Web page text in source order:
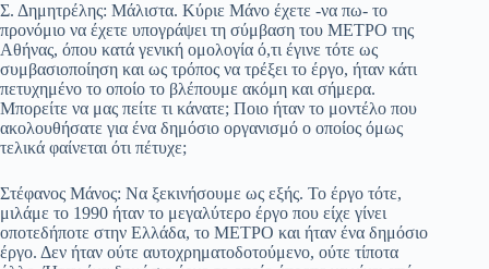
Σ. Δημητρέλης: Μάλιστα. Κύριε Μάνο έχετε -να πω- το
προνόμιο να έχετε υπογράψει τη σύμβαση του ΜΕΤΡΟ της
Αθήνας, όπου κατά γενική ομολογία ό,τι έγινε τότε ως
συμβασιοποίηση και ως τρόπος να τρέξει το έργο, ήταν κάτι
πετυχημένο το οποίο το βλέπουμε ακόμη και σήμερα.
Μπορείτε να μας πείτε τι κάνατε; Ποιο ήταν το μοντέλο που
ακολουθήσατε για ένα δημόσιο οργανισμό ο οποίος όμως
τελικά φαίνεται ότι πέτυχε;
Στέφανος Μάνος: Να ξεκινήσουμε ως εξής. Το έργο τότε,
μιλάμε το 1990 ήταν το μεγαλύτερο έργο που είχε γίνει
οποτεδήποτε στην Ελλάδα, το ΜΕΤΡΟ και ήταν ένα δημόσιο
έργο. Δεν ήταν ούτε αυτοχρηματοδοτούμενο, ούτε τίποτα